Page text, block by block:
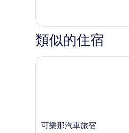
的
所
有
相
雙
人
房
的
詳
類似的住宿
可
可樂那汽車旅宿
可樂那汽車旅宿